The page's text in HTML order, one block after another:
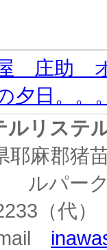
庄助
夕日。。
ルリステ
耶麻郡猪
ルパー
（代